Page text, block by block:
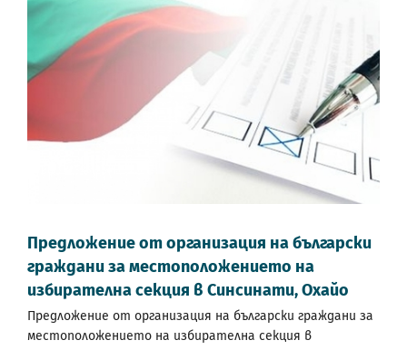
Предложение от организация на български
граждани за местоположението на
избирателна секция в Синсинати, Охайо
Предложение от организация на български граждани за
местоположението на избирателна секция в